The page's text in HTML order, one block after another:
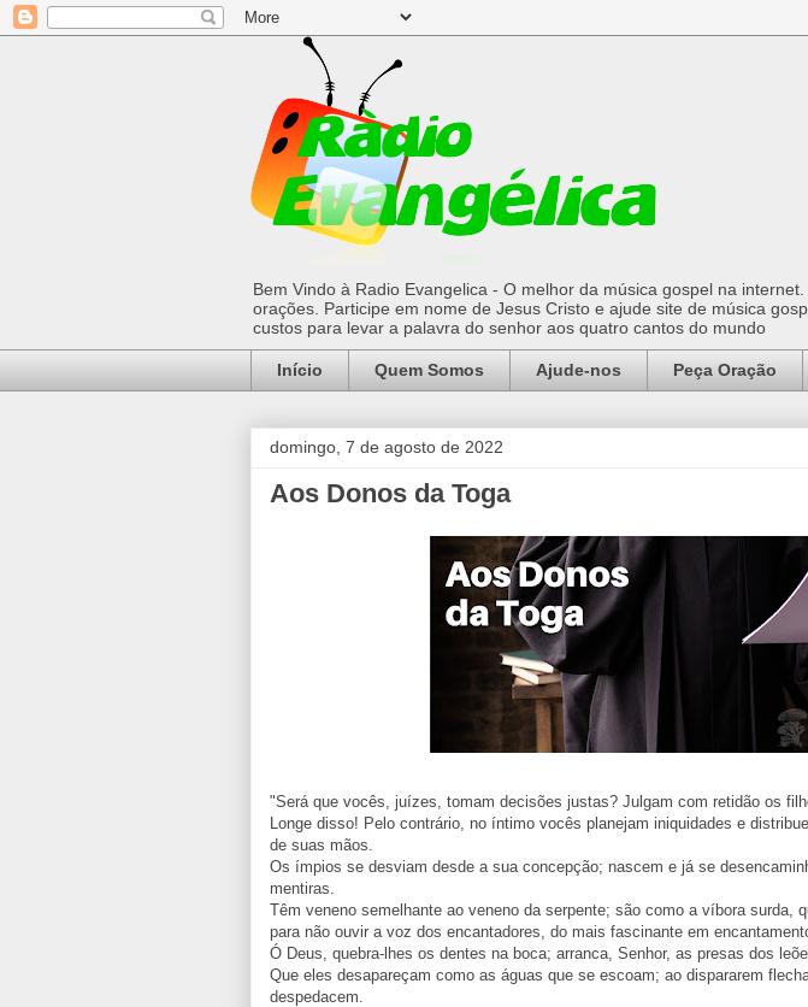
Bem Vindo à Radio Evangelica - O melhor da música gospel na
orações. Participe em nome de Jesus Cristo e ajude site de música
custos para levar a palavra do senhor aos quatro cantos do mundo
Início Quem Somos Ajude-nos Peça Oração
domingo, 7 de agosto de 2022
Aos Donos da Toga
"Será que vocês, juízes, tomam decisões justas? Julgam com retidão os
Longe disso! Pelo contrário, no íntimo vocês planejam iniquidades e
de suas mãos.
Os ímpios se desviam desde a sua concepção; nascem e já se
mentiras.
Têm veneno semelhante ao veneno da serpente; são como a víbora surda,
para não ouvir a voz dos encantadores, do mais fascinante em
Ó Deus, quebra-lhes os dentes na boca; arranca, Senhor, as presas dos
Que eles desapareçam como as águas que se escoam; ao dispararem
despedacem.